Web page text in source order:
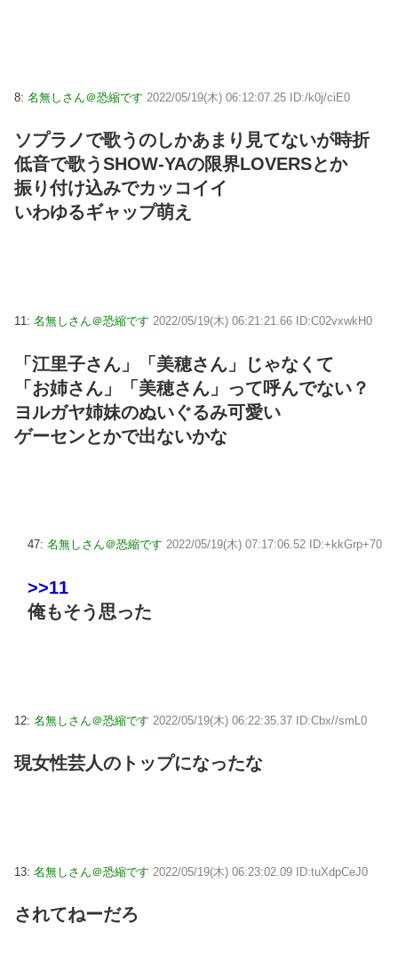
8: 名無しさん＠恐縮です 2022/05/19(木) 06:12:07.25 ID:/k0j/ciE0
ソプラノで歌うのしかあまり見てないが時折
低音で歌うSHOW-YAの限界LOVERSとか
振り付け込みでカッコイイ
いわゆるギャップ萌え
11: 名無しさん＠恐縮です 2022/05/19(木) 06:21:21.66 ID:C02vxwkH0
「江里子さん」「美穂さん」じゃなくて
「お姉さん」「美穂さん」って呼んでない？
ヨルガヤ姉妹のぬいぐるみ可愛い
ゲーセンとかで出ないかな
47: 名無しさん＠恐縮です 2022/05/19(木) 07:17:06.52 ID:+kkGrp+70
>>11
俺もそう思った
12: 名無しさん＠恐縮です 2022/05/19(木) 06:22:35.37 ID:Cbx//smL0
現女性芸人のトップになったな
13: 名無しさん＠恐縮です 2022/05/19(木) 06:23:02.09 ID:tuXdpCeJ0
されてねーだろ